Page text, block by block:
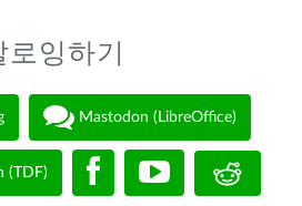
로잉하기
Mastodon (LibreOffice)
(TDF)